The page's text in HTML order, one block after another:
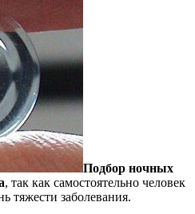
Подбор ночных
, так как самостоятельно человек
тяжести заболевания.